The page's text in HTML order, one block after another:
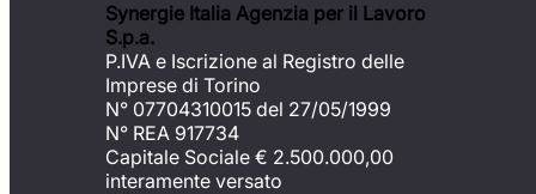
Synergie Italia Agenzia per il Lavoro
S.p.a.
P.IVA e Iscrizione al Registro delle
Imprese di Torino
N° 07704310015 del 27/05/1999
N° REA 917734
Capitale Sociale € 2.500.000,00
interamente versato